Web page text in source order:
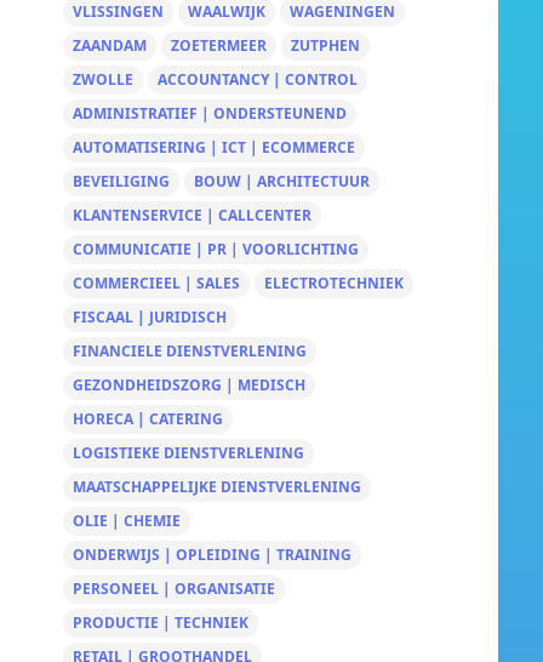
VLISSINGEN
WAALWIJK
WAGENINGEN
ZAANDAM
ZOETERMEER
ZUTPHEN
ZWOLLE
ACCOUNTANCY | CONTROL
ADMINISTRATIEF | ONDERSTEUNEND
AUTOMATISERING | ICT | ECOMMERCE
BEVEILIGING
BOUW | ARCHITECTUUR
KLANTENSERVICE | CALLCENTER
COMMUNICATIE | PR | VOORLICHTING
COMMERCIEEL | SALES
ELECTROTECHNIEK
FISCAAL | JURIDISCH
FINANCIELE DIENSTVERLENING
GEZONDHEIDSZORG | MEDISCH
HORECA | CATERING
LOGISTIEKE DIENSTVERLENING
MAATSCHAPPELIJKE DIENSTVERLENING
OLIE | CHEMIE
ONDERWIJS | OPLEIDING | TRAINING
PERSONEEL | ORGANISATIE
PRODUCTIE | TECHNIEK
RETAIL | GROOTHANDEL